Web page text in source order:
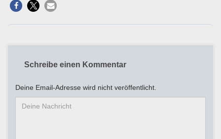
Schreibe einen Kommentar
Deine Email-Adresse wird nicht veröffentlicht.